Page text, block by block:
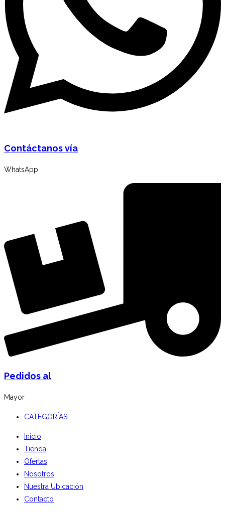
Contáctanos vía
WhatsApp
Pedidos al
Mayor
CATEGORÍAS
Inicio
Tienda
Ofertas
Nosotros
Nuestra Ubicación
Contacto